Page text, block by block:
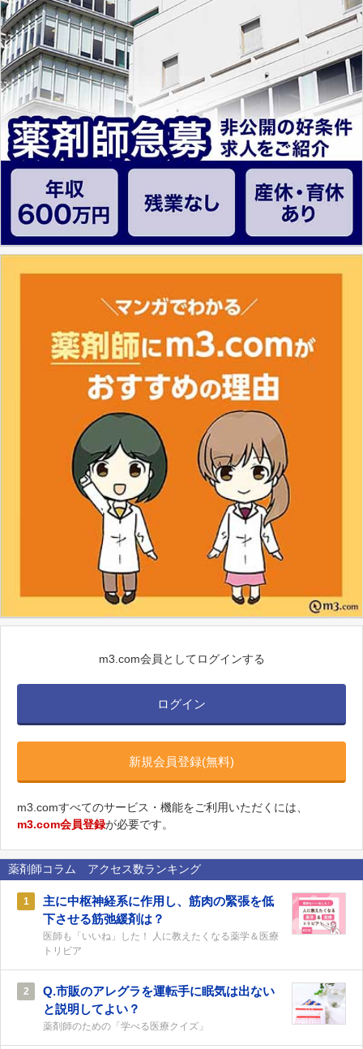
m3.com会員としてログインする
ログイン
新規会員登録(無料)
m3.comすべてのサービス・機能をご利用いただくには、
m3.com会員登録が必要です。
薬剤師コラム アクセス数ランキング
1
主に中枢神経系に作用し、筋肉の緊張を低
下させる筋弛緩剤は？
医師も「いいね」した！ 人に教えたくなる薬学＆医療
トリビア
2
Q.市販のアレグラを運転手に眠気は出ない
と説明してよい？
薬剤師のための「学べる医療クイズ」